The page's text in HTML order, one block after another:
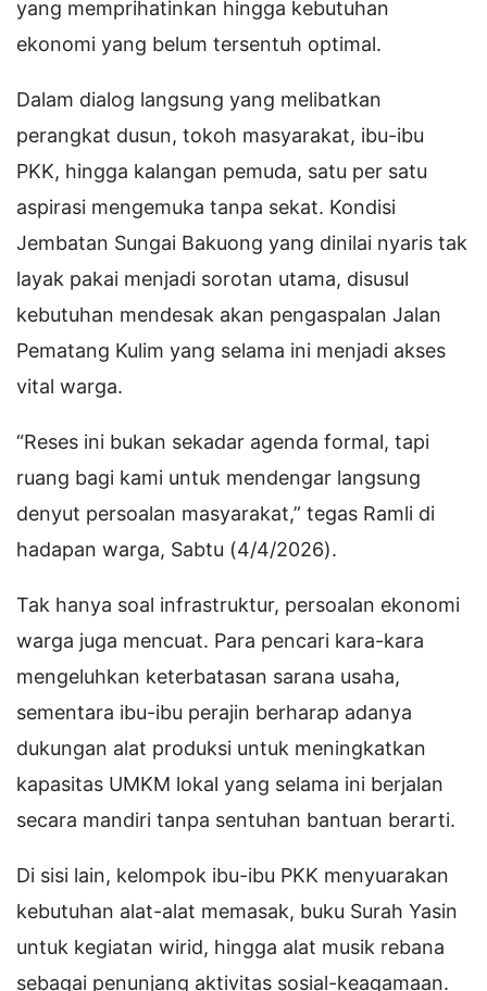
yang memprihatinkan hingga kebutuhan
ekonomi yang belum tersentuh optimal.
Dalam dialog langsung yang melibatkan
perangkat dusun, tokoh masyarakat, ibu-ibu
PKK, hingga kalangan pemuda, satu per satu
aspirasi mengemuka tanpa sekat. Kondisi
Jembatan Sungai Bakuong yang dinilai nyaris tak
layak pakai menjadi sorotan utama, disusul
kebutuhan mendesak akan pengaspalan Jalan
Pematang Kulim yang selama ini menjadi akses
vital warga.
“Reses ini bukan sekadar agenda formal, tapi
ruang bagi kami untuk mendengar langsung
denyut persoalan masyarakat,” tegas Ramli di
hadapan warga, Sabtu (4/4/2026).
Tak hanya soal infrastruktur, persoalan ekonomi
warga juga mencuat. Para pencari kara-kara
mengeluhkan keterbatasan sarana usaha,
sementara ibu-ibu perajin berharap adanya
dukungan alat produksi untuk meningkatkan
kapasitas UMKM lokal yang selama ini berjalan
secara mandiri tanpa sentuhan bantuan berarti.
Di sisi lain, kelompok ibu-ibu PKK menyuarakan
kebutuhan alat-alat memasak, buku Surah Yasin
untuk kegiatan wirid, hingga alat musik rebana
sebagai penunjang aktivitas sosial-keagamaan.